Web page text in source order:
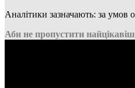
Аналітики зазначають: за умов
Аби не пропустити